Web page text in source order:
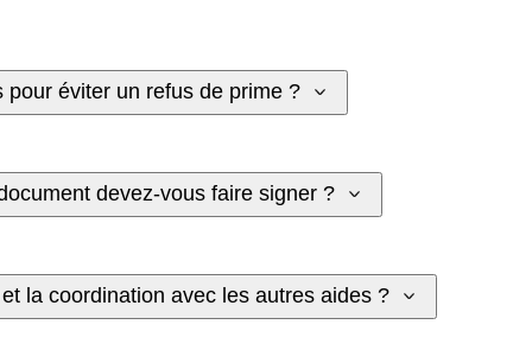
éviter un refus de prime ?
devez-vous faire signer ?
la coordination avec les autres aides ?